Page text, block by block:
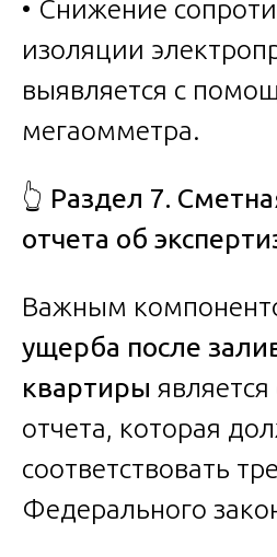
• Снижение
изоляции
выявляется с
мегаомметра.
👆 Раздел 7.
отчета об
Важным
ущерба после
квартиры является
отчета, которая
соответствовать
Федерального